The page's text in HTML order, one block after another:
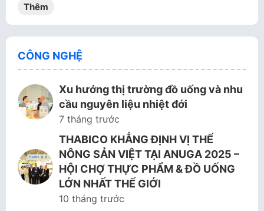
Thêm
CÔNG NGHỆ
Xu hướng thị trường đồ uống và nhu
cầu nguyên liệu nhiệt đới
7 tháng trước
THABICO KHẲNG ĐỊNH VỊ THẾ
NÔNG SẢN VIỆT TẠI ANUGA 2025 –
HỘI CHỢ THỰC PHẨM & ĐỒ UỐNG
LỚN NHẤT THẾ GIỚI
10 tháng trước